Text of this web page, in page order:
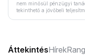
nem minősül pénzügyi
tekinthető a jövőbeli
ÁttekintésHírek